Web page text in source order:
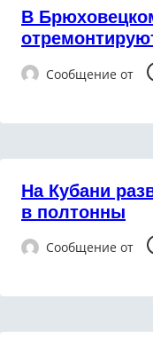
В
Сообщение от
На Кубани
в полтонны
Сообщение от